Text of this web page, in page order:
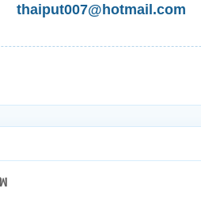
ยญทรงกลมคล้ายรูปไข่ มีลายก
มือนหลวงพ่อผอง ขนาดครึ่งอง
ง" มีอักขระ 3 ตัว อยู่ด้านบนแล
ด้านบนยันต์เขียนว่า "วัดพรหม
เหรียญรุ่นนี้ชนิดดีบุก หมดไปใน
thaiput007@hotmail.com